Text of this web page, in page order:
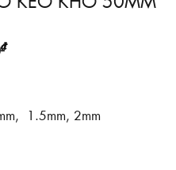
₫Khoảng
69,000₫
đến1.5mm, 2mm